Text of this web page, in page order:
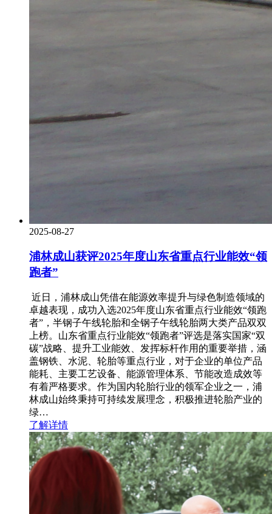
2025-08-27
浦林成山获评2025年度山东省重点行业能效“领
跑者”
近日，浦林成山凭借在能源效率提升与绿色制造领域的
卓越表现，成功入选2025年度山东省重点行业能效“领跑
者”，半钢子午线轮胎和全钢子午线轮胎两大类产品双双
上榜。山东省重点行业能效“领跑者”评选是落实国家“双
碳”战略、提升工业能效、发挥标杆作用的重要举措，涵
盖钢铁、水泥、轮胎等重点行业，对于企业的单位产品
能耗、主要工艺设备、能源管理体系、节能改造成效等
有着严格要求。作为国内轮胎行业的领军企业之一，浦
林成山始终秉持可持续发展理念，积极推进轮胎产业的
绿…
了解详情